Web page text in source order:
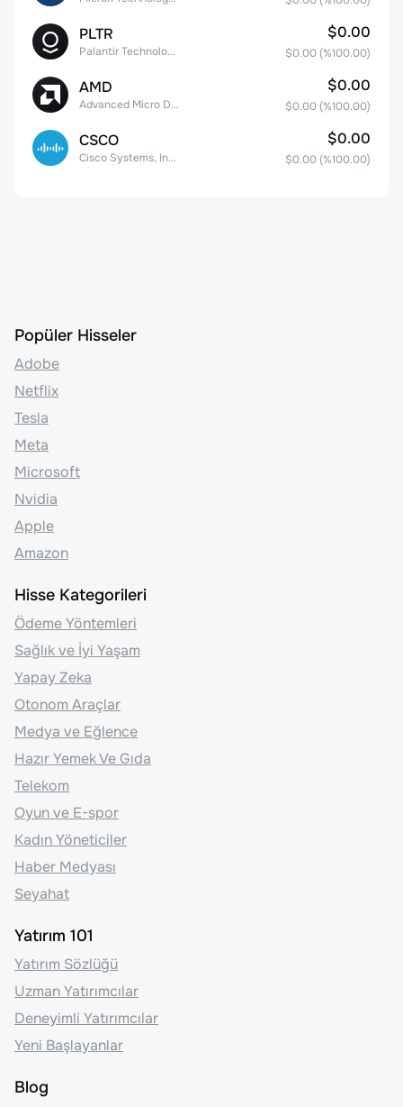
PLTR
Palantir Technologies Inc. Class A Common Stock
$0.00
$0.00 (%100.00)
AMD
Advanced Micro Devices
$0.00
$0.00 (%100.00)
CSCO
Cisco Systems, Inc. Common Stock (DE)
$0.00
$0.00 (%100.00)
Popüler Hisseler
Adobe
Netflix
Tesla
Meta
Microsoft
Nvidia
Apple
Amazon
Hisse Kategorileri
Ödeme Yöntemleri
Sağlık ve İyi Yaşam
Yapay Zeka
Otonom Araçlar
Medya ve Eğlence
Hazır Yemek Ve Gıda
Telekom
Oyun ve E-spor
Kadın Yöneticiler
Haber Medyası
Seyahat
Yatırım 101
Yatırım Sözlüğü
Uzman Yatırımcılar
Deneyimli Yatırımcılar
Yeni Başlayanlar
Blog